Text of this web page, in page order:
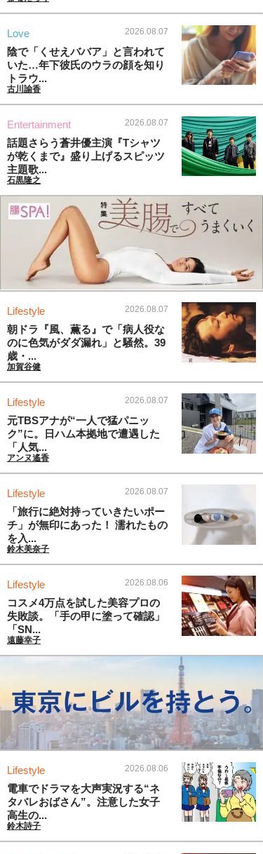
Love 2026.08.07
陰で「くせえババア」と言われて
いた…年下彼氏のウラの顔を知り
トラウ...
古川諭香
Entertainment 2026.08.07
話題さらう蒼井優主演『Tシャツ
が乾くまで』盛り上げるスピッツ
主題歌...
石黒隆之
Lifestyle 2026.08.07
朝ドラ『風、薫る』で「病人役な
のに色気がダダ漏れ」と騒然。39
歳・...
加賀谷健
Lifestyle 2026.08.07
元TBSアナが“一人で猛パニッ
ク”に。日ハム本拠地で遭遇した
「人気...
アンヌ遙香
Lifestyle 2026.08.07
「旅行に絶対持っていきたいポー
チ」が無印にあった！ 濡れたもの
を入...
鈴木美奈子
Lifestyle 2026.08.06
コスメ4万点を試した美容プロの
失敗談。「手の甲に塗って確認」
「SN...
遠藤幸子
Lifestyle 2026.08.06
電車でドラマを大声実況する“ネ
タバレおばさん”。注意した女子
高生の...
鈴木詩子